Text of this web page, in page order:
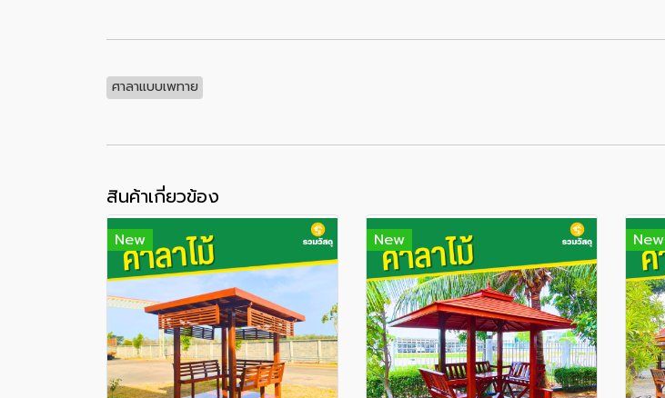
ศาลาแบบเพทาย
สินค้าเกี่ยวข้อง
New New New